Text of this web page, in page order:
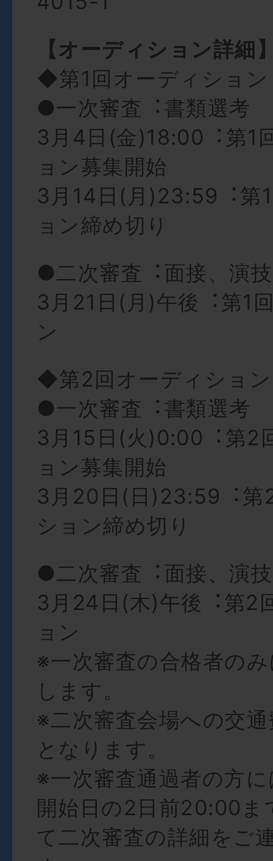
【オーディション詳細
◆第1回オーディション
●⼀次審査︓書類選考
3⽉4⽇(⾦)18:00︓第1
ョン募集開始
3⽉14⽇(⽉)23:59︓第
ョン締め切り
●⼆次審査︓⾯接、演技
3⽉21⽇(⽉)午後︓第1
ン
◆第2回オーディション
●⼀次審査︓書類選考
3⽉15⽇(⽕)0:00︓第2
ョン募集開始
3⽉20⽇(⽇)23:59︓第
ション締め切り
●⼆次審査︓⾯接、演技
3⽉24⽇(⽊)午後︓第2
ョン
※⼀次審査の合格者の
します。
※⼆次審査会場への交
となります。
※⼀次審査通過者の⽅
開始⽇の2⽇前20:00ま
て⼆次審査の詳細をご